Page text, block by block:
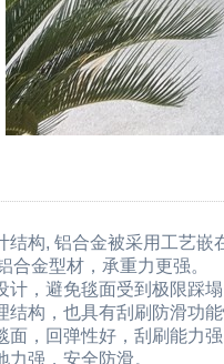
结构, 铝合金被采用工艺嵌
合金型材，承重力更强。
计，避免毯面受到极限踩
结构，也具有刮刷防滑功能
，回弹性好，刮刷能力强
强，安全防滑。